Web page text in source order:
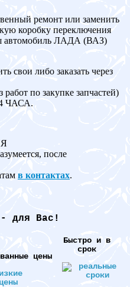
ремонт или заменить
коробку переключения
автомобиль ЛАДА (ВАЗ)
свои либо заказать через
по закупке запчастей)
ЧАСА.
после
в контактах.
- для Вас!
цены
Быстро и в
срок